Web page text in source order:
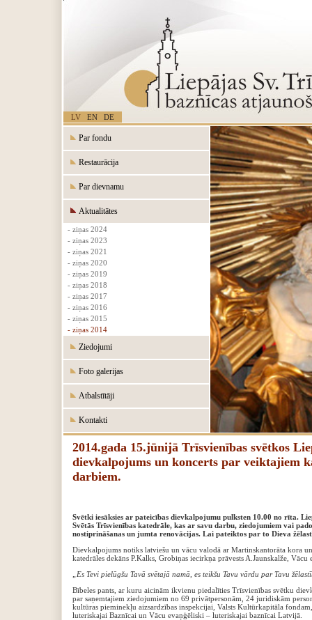
LV EN DE
Par fondu
Restaurācija
Par dievnamu
Aktualitātes
- ziņas 2024
- ziņas 2023
- ziņas 2021
- ziņas 2020
- ziņas 2019
- ziņas 2018
- ziņas 2017
- ziņas 2016
- ziņas 2015
- ziņas 2014
Ziedojumi
Foto galerijas
Atbalstītāji
Kontakti
2014.gada 15.jūnijā Trīsvienības svētkos
dievkalpojums un koncerts par veiktajiem
darbiem.
Svētki iesāksies ar pateicības dievkalpojumu pulksten 10.00 no rīta.
Svētās Trīsvienības katedrāle, kas ar savu darbu, ziedojumiem vai
nostiprināšanas un jumta renovācijas. Lai pateiktos par to Dieva
Dievkalpojums notiks latviešu un vācu valodā ar Martinskantorāta kora
katedrāles dekāns P.Kalks, Grobiņas iecirkņa prāvests A.Jaunskalže,
„Es Tevi pielūgšu Tavā svētajā namā, es teikšu Tavu vārdu par Tavu
Bībeles pants, ar kuru aicinām ikvienu piedalīties Trīsvienības svētku
par saņemtajiem ziedojumiem no 69 privātpersonām, 24 juridiskām
kultūras pieminekļu aizsardzības inspekcijai, Valsts Kultūrkapitāla
luteriskajai Baznīcai un Vācu evaņģēliski – luteriskajai baznīcai Latvijā.